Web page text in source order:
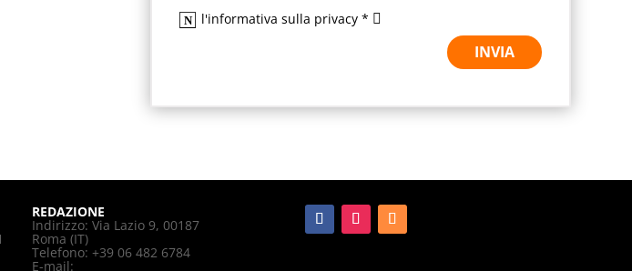
l'informativa sulla privacy *
INVIA
REDAZIONE
Indirizzo: Via Lazio 9, 00187
Roma (IT)
Telefono: +39 06 482 6784
E-mail: